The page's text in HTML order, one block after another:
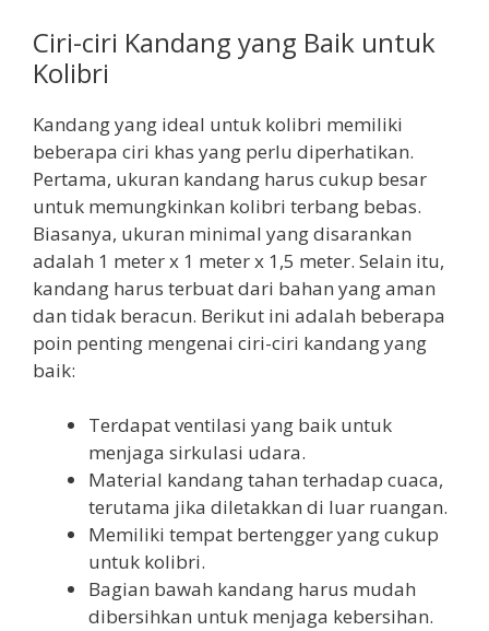
Ciri-ciri Kandang yang Baik untuk
Kolibri
Kandang yang ideal untuk kolibri memiliki
beberapa ciri khas yang perlu diperhatikan.
Pertama, ukuran kandang harus cukup besar
untuk memungkinkan kolibri terbang bebas.
Biasanya, ukuran minimal yang disarankan
adalah 1 meter x 1 meter x 1,5 meter. Selain itu,
kandang harus terbuat dari bahan yang aman
dan tidak beracun. Berikut ini adalah beberapa
poin penting mengenai ciri-ciri kandang yang
baik:
Terdapat ventilasi yang baik untuk
menjaga sirkulasi udara.
Material kandang tahan terhadap cuaca,
terutama jika diletakkan di luar ruangan.
Memiliki tempat bertengger yang cukup
untuk kolibri.
Bagian bawah kandang harus mudah
dibersihkan untuk menjaga kebersihan.